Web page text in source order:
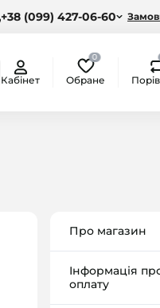
+38 (099) 427-06-60
Кабінет
0
Обране
Про магазин
Інформація
оплату